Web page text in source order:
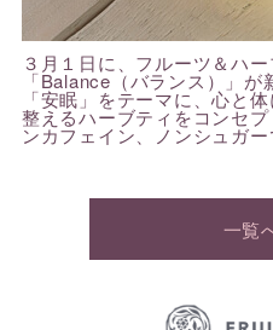
３月１日に、フルーツ＆ハー
「Balance（バランス）」
「安眠」をテーマに、心と
整えるハーブティをコンセ
ンカフェイン、ノンシュガー
一覧